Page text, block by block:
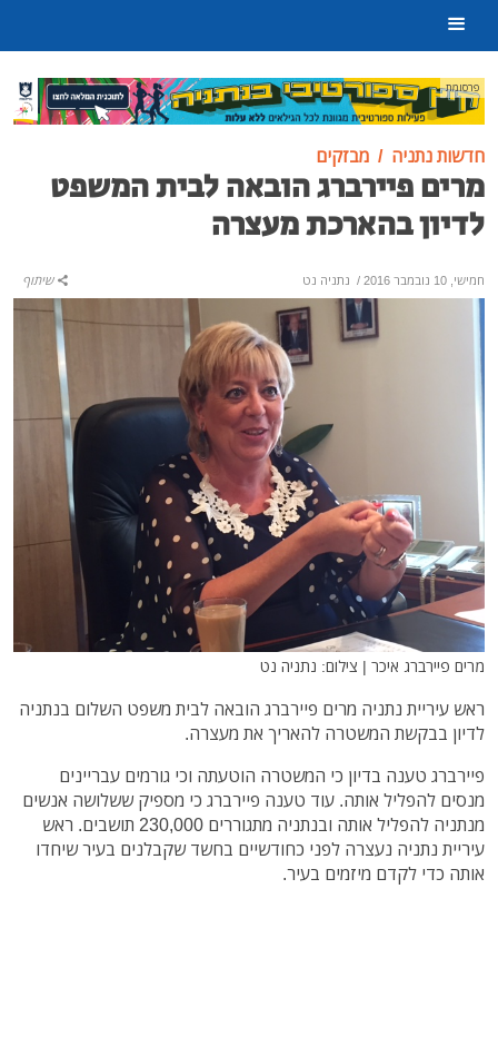
פרסומת
חדשות נתניה מבזקים
מרים פיירברג הובאה לבית המשפט
לדיון בהארכת מעצרה
חמישי, 10 נובמבר 2016 / נתניה נט שיתוף
מרים פיירברג איכר | צילום: נתניה נט
ראש עיריית נתניה מרים פיירברג הובאה לבית משפט השלום בנתניה
לדיון בבקשת המשטרה להאריך את מעצרה.
פיירברג טענה בדיון כי המשטרה הוטעתה וכי גורמים עבריינים
מנסים להפליל אותה. עוד טענה פיירברג כי מספיק ששלושה אנשים
מנתניה להפליל אותה ובנתניה מתגוררים 230,000 תושבים. ראש
עיריית נתניה נעצרה לפני כחודשיים בחשד שקבלנים בעיר שיחדו
אותה כדי לקדם מיזמים בעיר.